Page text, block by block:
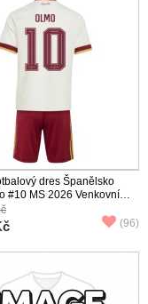
dres Španělsko
#10 MS 2026 Venkovní
(+ trenýrky)
(96)